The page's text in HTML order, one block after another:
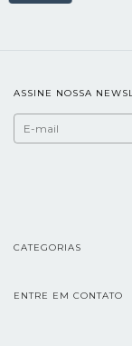
ASSINE NOSSA
CATEGORIAS
ENTRE EM CONTATO